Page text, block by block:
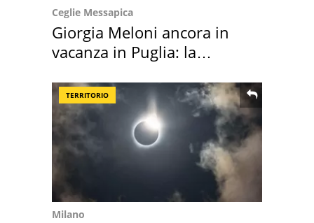
Ceglie Messapica
Giorgia Meloni ancora in
vacanza in Puglia: la
TERRITORIO
Milano